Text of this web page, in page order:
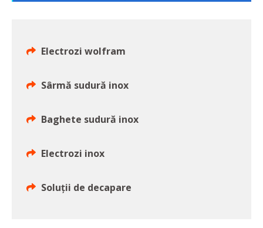
Electrozi wolfram
Sârmă sudură inox
Baghete sudură inox
Electrozi inox
Soluţii de decapare